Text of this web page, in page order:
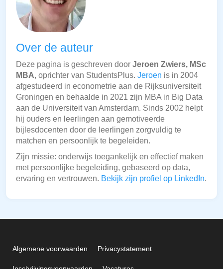
Over de auteur
Deze pagina is geschreven door Jeroen Zwiers, MSc
MBA, oprichter van StudentsPlus. Jeroen is in 2004
afgestudeerd in econometrie aan de Rijksuniversiteit
Groningen en behaalde in 2021 zijn MBA in Big Data
aan de Universiteit van Amsterdam. Sinds 2002 helpt
hij ouders en leerlingen aan gemotiveerde
bijlesdocenten door de leerlingen zorgvuldig te
matchen en persoonlijk te begeleiden.
Zijn missie: onderwijs toegankelijk en effectief maken
met persoonlijke begeleiding, gebaseerd op data,
ervaring en vertrouwen. Bekijk zijn profiel op LinkedIn.
Algemene voorwaarden Privacystatement